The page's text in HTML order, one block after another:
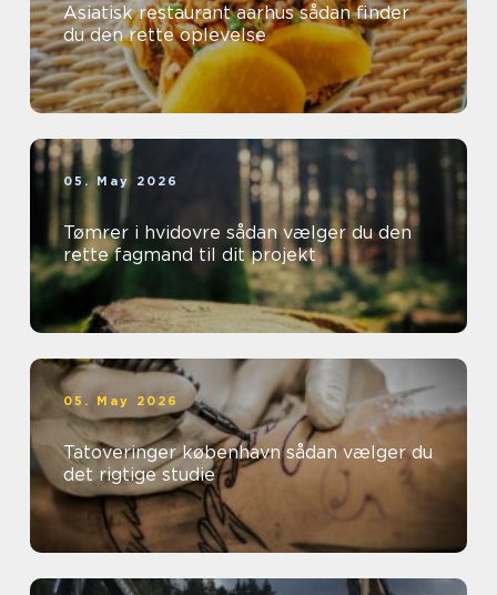
Asiatisk restaurant aarhus sådan finder
du den rette oplevelse
05. May 2026
Tømrer i hvidovre sådan vælger du den
rette fagmand til dit projekt
05. May 2026
Tatoveringer københavn sådan vælger du
det rigtige studie